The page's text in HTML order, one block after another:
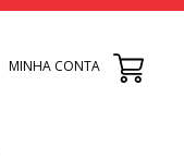
MINHA CONTA